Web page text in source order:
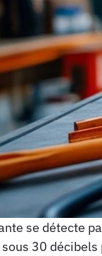
se détecte
30